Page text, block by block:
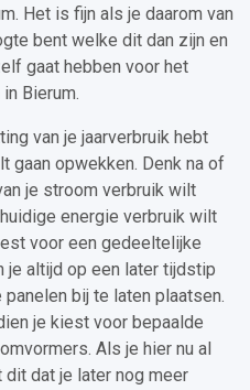
Het is fijn als je daarom van
bent welke dit dan zijn en
gaat hebben voor het
Bierum.
van je jaarverbruik hebt
gaan opwekken. Denk na of
je stroom verbruik wilt
energie verbruik wilt
voor een gedeeltelijke
je altijd op een later tijdstip
bij te laten plaatsen.
je kiest voor bepaalde
Als je hier nu al
dat je later nog meer